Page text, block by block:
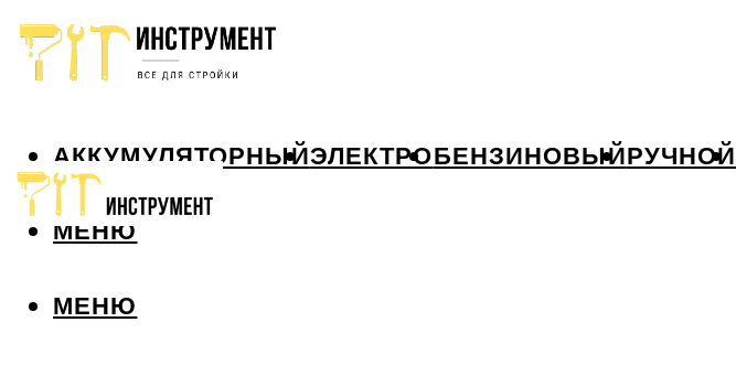
АККУМУЛЯТОРНЫЙЭЛЕКТРОБЕНЗИНОВЫЙРУЧНОЙ
МЕНЮ
МЕНЮ